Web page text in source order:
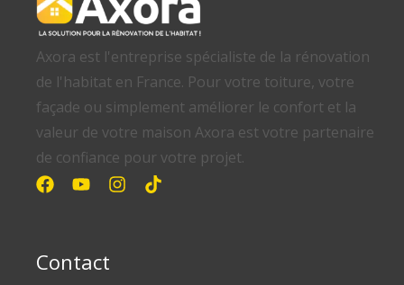
Axora est l'entreprise spécialiste de la rénovation
de l'habitat en France. Pour votre toiture, votre
façade ou simplement améliorer le confort et la
valeur de votre maison Axora est votre partenaire
de confiance pour votre projet.
Contact